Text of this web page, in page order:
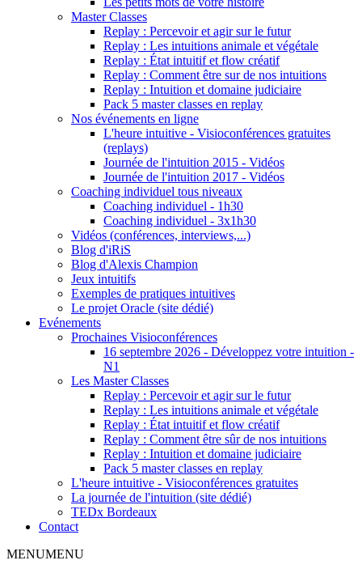
Master Classes
Replay : Percevoir et agir sur le futur
Replay : Les intuitions animale et végétale
Replay : État intuitif et flow créatif
Replay : Comment être sur de nos intuitions
Replay : Intuition et domaine judiciaire
Pack 5 master classes en replay
Nos événements en ligne
L'heure intuitive - Visioconférences gratuites
(replays)
Journée de l'intuition 2015 - Vidéos
Journée de l'intuition 2017 - Vidéos
Coaching individuel tous niveaux
Coaching individuel - 1h30
Coaching individuel - 3x1h30
Vidéos (conférences, interviews,...)
Blog d'iRiS
Blog d'Alexis Champion
Jeux intuitifs
Exemples de pratiques intuitives
Le projet Oracle (site dédié)
Evénements
Prochaines Visioconférences
16 septembre 2026 - Développez votre intuition -
N1
Les Master Classes
Replay : Percevoir et agir sur le futur
Replay : Les intuitions animale et végétale
Replay : État intuitif et flow créatif
Replay : Comment être sûr de nos intuitions
Replay : Intuition et domaine judiciaire
Pack 5 master classes en replay
L'heure intuitive - Visioconférences gratuites
La journée de l'intuition (site dédié)
TEDx Bordeaux
Contact
MENUMENU